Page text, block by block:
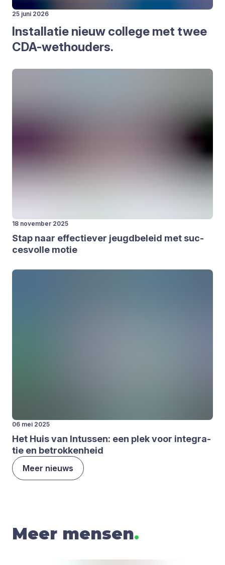
25 juni 2026
Instal­la­tie nieuw col­le­ge met twee
CDA-wet­hou­ders.
18 november 2025
Stap naar effec­tie­ver jeugd­be­leid met suc­
ces­vol­le motie
06 mei 2025
Het Huis van Intus­sen: een plek voor inte­gra­
tie en betrok­ken­heid
Meer nieuws
Meer mensen.